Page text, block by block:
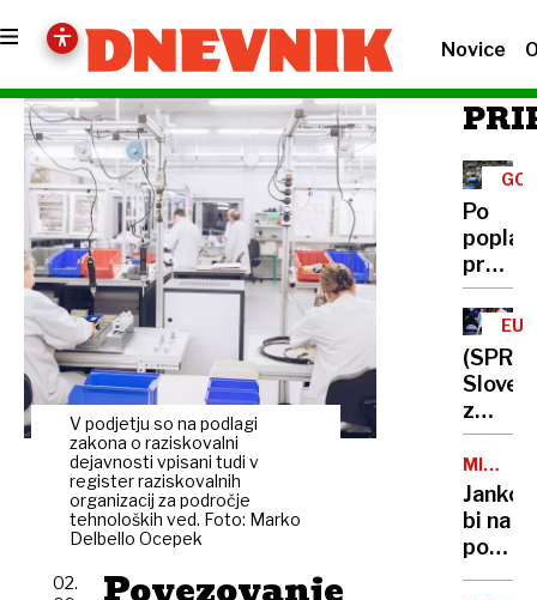
Novice
V podjetju so na podlagi
zakona o raziskovalni
dejavnosti vpisani tudi v
register raziskovalnih
organizacij za področje
tehnoloških ved. Foto: Marko
Delbello Ocepek
02.
Po
prejeli
za
škodo
na
strojih,
ki jih
niso
imeli
z
za
drugo
zmago
na
DODIK
bi na